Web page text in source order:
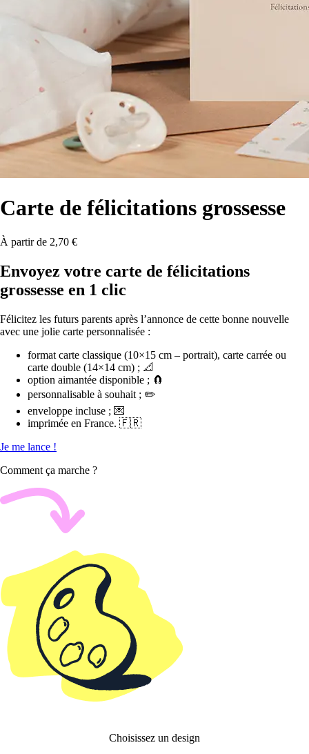
Carte de félicitations grossesse
À partir de 2,70 €
Envoyez votre carte de félicitations
grossesse en 1 clic
Félicitez les futurs parents après l’annonce de cette bonne nouvelle
avec une jolie carte personnalisée :
format carte classique (10×15 cm – portrait), carte carrée ou
carte double (14×14 cm) ; 📐
option aimantée disponible ; 🧲
personnalisable à souhait ; ✏️
enveloppe incluse ; 💌
imprimée en France. 🇫🇷
Je me lance !
Comment ça marche ?
Choisissez un design